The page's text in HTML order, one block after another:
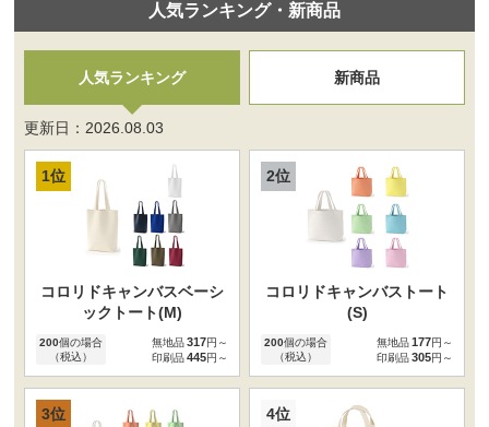
⼈気ランキング・新商品
人気ランキング 新商品
更新日：2026.08.03
1位
コロリドキャンバスベーシ
ックトート(M)
200個の場合
（税込）
無地品317円～
印刷品445円～
2位
コロリドキャンバストート
(S)
200個の場合
（税込）
無地品177円～
印刷品305円～
3位 4位